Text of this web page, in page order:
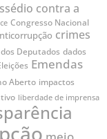
contra a
Congresso Nacional
crimes
Deputados dados
Emendas
Aberto impactos
liberdade de imprensa